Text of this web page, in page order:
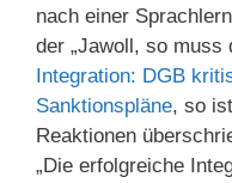
nach einer
der „Jawoll, so muss
Integration: DGB
Sanktionspläne, so
Reaktionen
„Die erfolgreiche